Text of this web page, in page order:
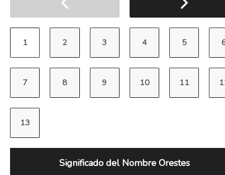
Significado del Nombre Orestes